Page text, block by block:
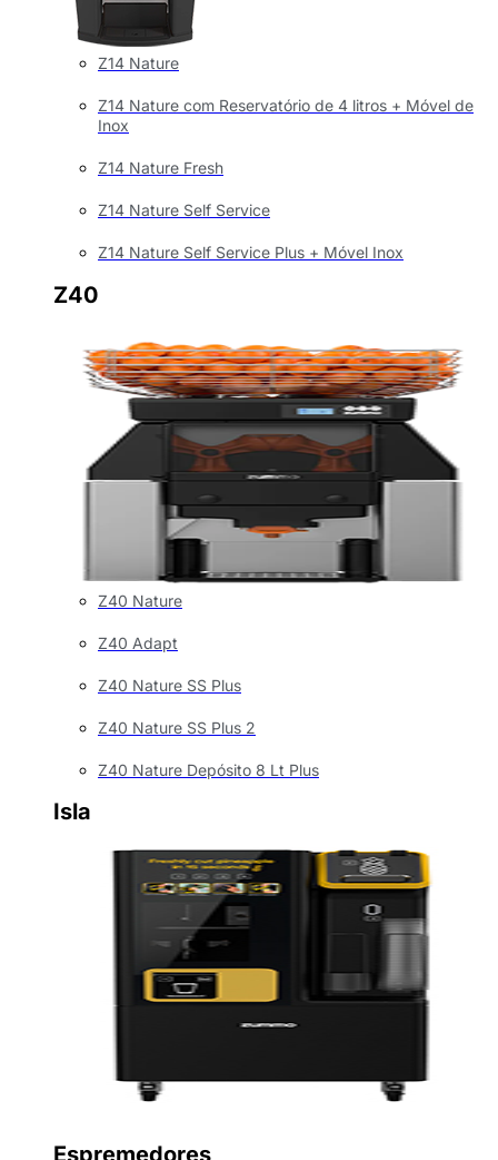
Z14 Nature
Z14 Nature com Reservatório de 4 litros + Móvel de
Inox
Z14 Nature Fresh
Z14 Nature Self Service
Z14 Nature Self Service Plus + Móvel Inox
Z40
Z40 Nature
Z40 Adapt
Z40 Nature SS Plus
Z40 Nature SS Plus 2
Z40 Nature Depósito 8 Lt Plus
Isla
Espremedores